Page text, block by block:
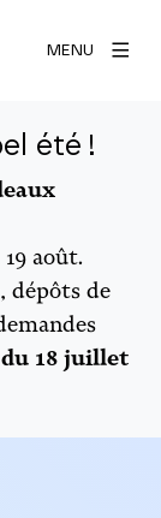
MENU
été !
août.
, dépôts de
18 juillet